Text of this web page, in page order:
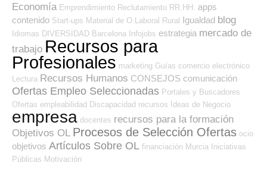
Economía Emprendimiento Reclutamiento RR.HH.
apps
contenido Start-ups Material de O.Laboral Rural Igualdad blog
Idiomas DIVERSIDAD Barcelona Infojobs estrategia mercado de
trabajo Recursos para
Profesionales marketing Guías comercio electrónico
Lectura Recursos Humanos CONSEJOS comunicación
Ofertas Empleo Seleccionadas Portales y Buscadores
Ofertas empleabilidad Discapacidad recursos Ideas de Negocio
empresa docentes recursos para la formación
Objetivos OL Procesos de Selección Ofertas ocio
objetivos Artículos Sobre OL financiación Murcia Iniciativas
Públicas Motivación